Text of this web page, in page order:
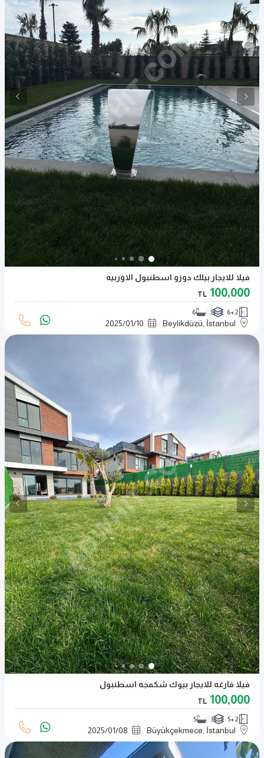
فيلا للايجار بيلك دوزو اسطنبول الاوربيه
100,000
TL
6+2
3
6
Beylikdüzü, İstanbul
2025/01/10
فيلا فارغه للايجار بيوك شكمجه اسطنبول
100,000
TL
5+2
3
5
Büyükçekmece, İstanbul
2025/01/08